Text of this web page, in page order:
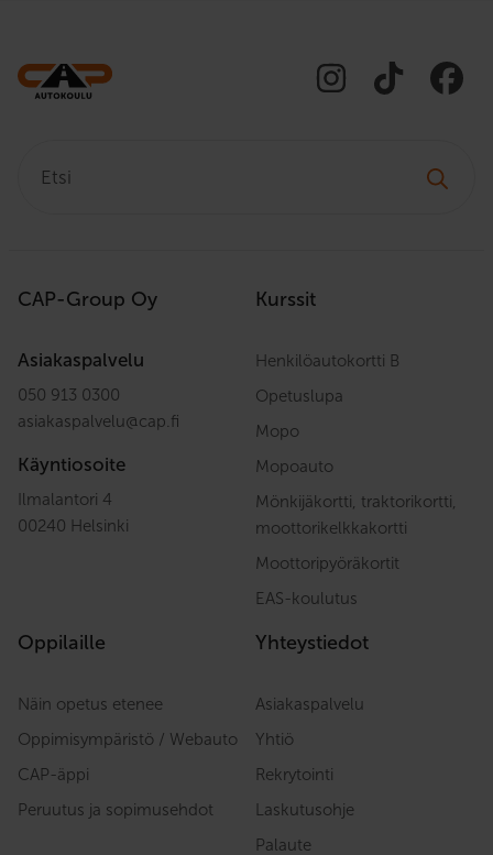
CAP-Group Oy
Asiakaspalvelu
050 913 0300
asiakaspalvelu@cap.fi
Käyntiosoite
Ilmalantori 4
00240 Helsinki
Kurssit
Henkilöautokortti B
Opetuslupa
Mopo
Mopoauto
Mönkijäkortti, traktorikortti,
moottorikelkkakortti
Moottoripyöräkortit
EAS-koulutus
Oppilaille
Näin opetus etenee
Oppimisympäristö / Webauto
CAP-äppi
Peruutus ja sopimusehdot
Yhteystiedot
Asiakaspalvelu
Yhtiö
Rekrytointi
Laskutusohje
Palaute